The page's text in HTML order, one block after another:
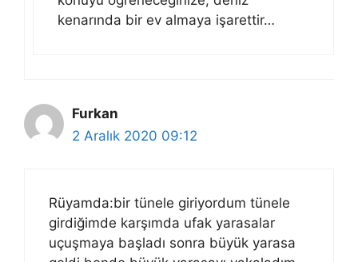
kenarında bir ev almaya işarettir…
Furkan
2 Aralık 2020 09:12
Rüyamda:bir tünele giriyordum tünele
girdiğimde karşımda ufak yarasalar
uçuşmaya başladı sonra büyük yarasa